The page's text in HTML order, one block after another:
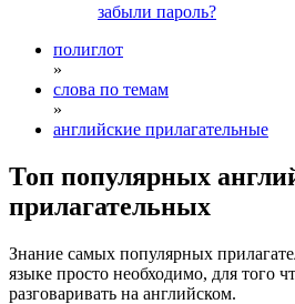
забыли пароль?
полиглот
»
слова по темам
»
английские прилагательные
Топ популярных
прилагательных
Знание самых популярных
языке просто необходимо, для того
разговаривать на английском.